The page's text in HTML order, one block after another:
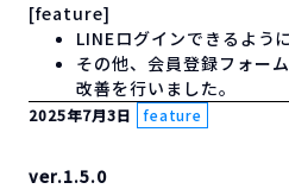
[feature]
LINEログインできるよう
その他、会員登録フォー
改善を行いました。
2025年7月3日 feature
ver.1.5.0